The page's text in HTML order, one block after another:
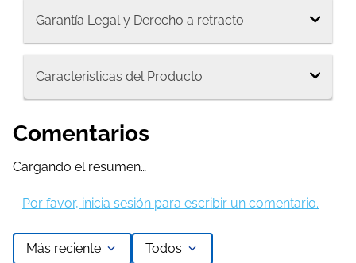
Garantía Legal y Derecho a retracto
Caracteristicas del Producto
Comentarios
Cargando el resumen…
Por favor, inicia sesión para escribir un comentario.
Más reciente Todos